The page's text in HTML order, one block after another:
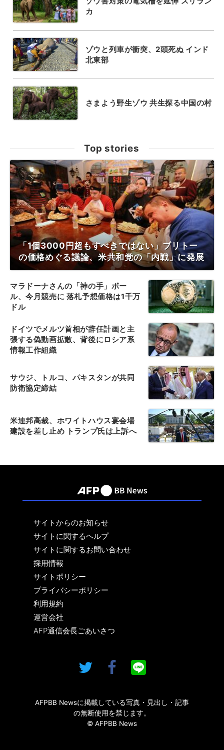
カ
ゾウと列車が衝突、2頭死ぬ インド
北東部
さまよう野生ゾウ 共生探る中国の村
Top stories
「1個3000円超もすべきではない」ブリトー
の価格めぐる議論、米共和党の「内戦」に発展
マラドーナさんの「神の手」ボー
ル、今月競売に 落札予想価格は1千万
ドル
ドイツでメルツ首相が辞任計画と主
張する偽動画拡散、背後にロシア系
情報工作組織
サウジ、トルコ、パキスタンが共同
防衛協定締結
米連邦高裁、ホワイトハウス宴会場
建設を差し止め トランプ氏は上訴へ
サイトからのお知らせ
サイトに関するヘルプ
サイトに関するお問い合わせ
採用情報
サイトポリシー
プライバシーポリシー
利用規約
運営会社
AFP通信会長ごあいさつ
AFPBB Newsに掲載している写真・見出し・記事
の無断使用を禁じます。
© AFPBB News